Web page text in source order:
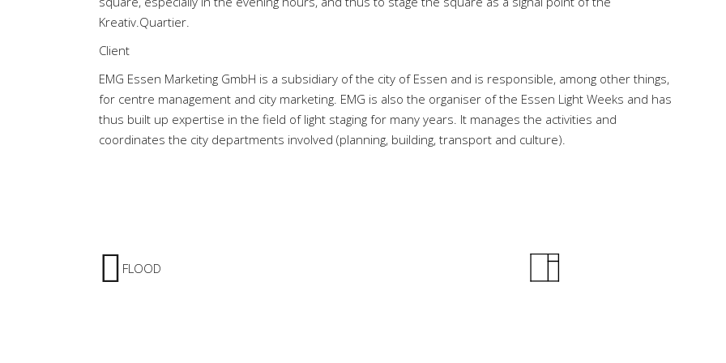
Kreativ.Quartier.
Client
EMG Essen Marketing GmbH is a subsidiary of the city of Essen and is responsible, among other things,
for centre management and city marketing. EMG is also the organiser of the Essen Light Weeks and has
thus built up expertise in the field of light staging for many years. It manages the activities and
coordinates the city departments involved (planning, building, transport and culture).
FLOOD
Mag. Art. Christoph Hildebrand
Kunsthaus Essen // Rübezahlstr. 33 // D-45128 Essen
Berlin